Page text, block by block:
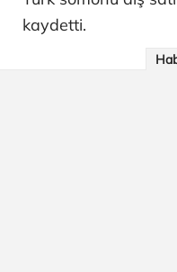
kaydetti.